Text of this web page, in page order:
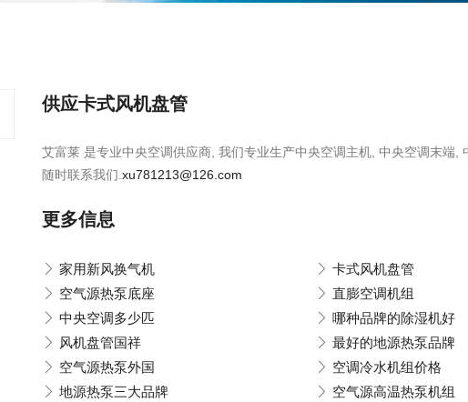
供应卡式风机盘管
艾富莱 是专业中央空调供应商, 我们专业生产中央空调主机, 中央空调末端
随时联系我们. xu781213@126.com
更多信息
家用新风换气机 卡式风机盘管
空气源热泵底座
直膨空调机组
中央空调多少匹
哪种品牌的除湿机好
风机盘管国祥
最好的地源热泵品牌
空气源热泵外国
空调冷水机组价格
地源热泵三大品牌
空气源高温热泵机组